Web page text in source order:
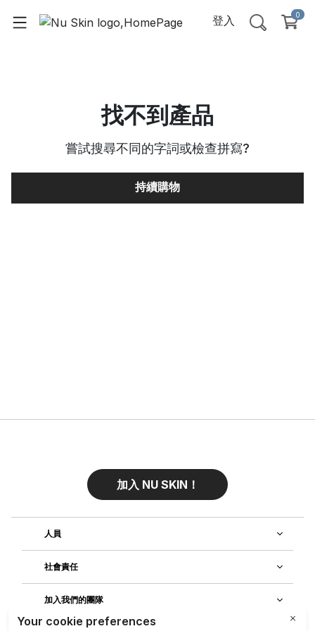
登入 0
找不到產品
嘗試搜尋不同的字詞或檢查拼寫?
持續購物
加入 NU SKIN！
人員
社會責任
加入我們的團隊